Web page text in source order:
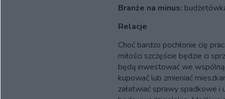
Branże na minus:
Relacje
Choć bardzo pochłonie cię
miłości szczęście będzie ci
będą inwestować we
kupować lub zmieniać
załatwiać sprawy spadkowe